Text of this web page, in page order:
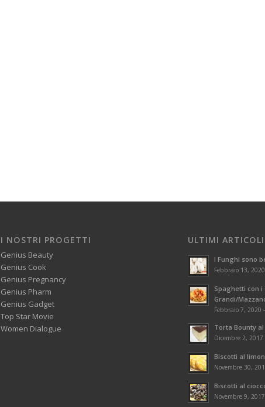
I NOSTRI PROGETTI
Genius Beauty
Genius Cook
Genius Pregnancy
Genius Pharm
Genius Gadget
Top Star Movie
Women Dialogue
ULTIMI ARTICOLI
I Funghi sono
Febbraio 13,
Spaghetti con i
Grandi/
Febbraio 7, 2020
Torta Bounty al
Dicembre 2,
Biscotti al
Novembre 30,
Biscotti al
Novembre 9,